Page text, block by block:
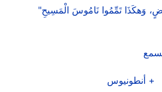
وَهكَذَا تَمِّمُوا نَامُوسَ الْمَسِيحِ"
+ أنطونيوس